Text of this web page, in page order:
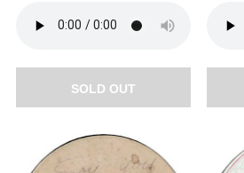
SOLD OUT